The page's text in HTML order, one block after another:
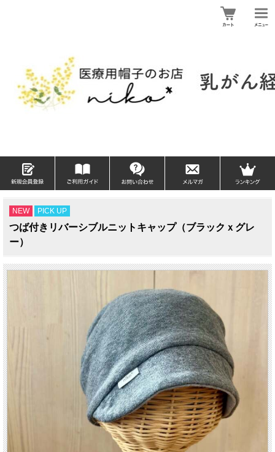
NEW PICK UP
つば付きリバーシブルニットキャップ（ブラックｘグレ
ー）